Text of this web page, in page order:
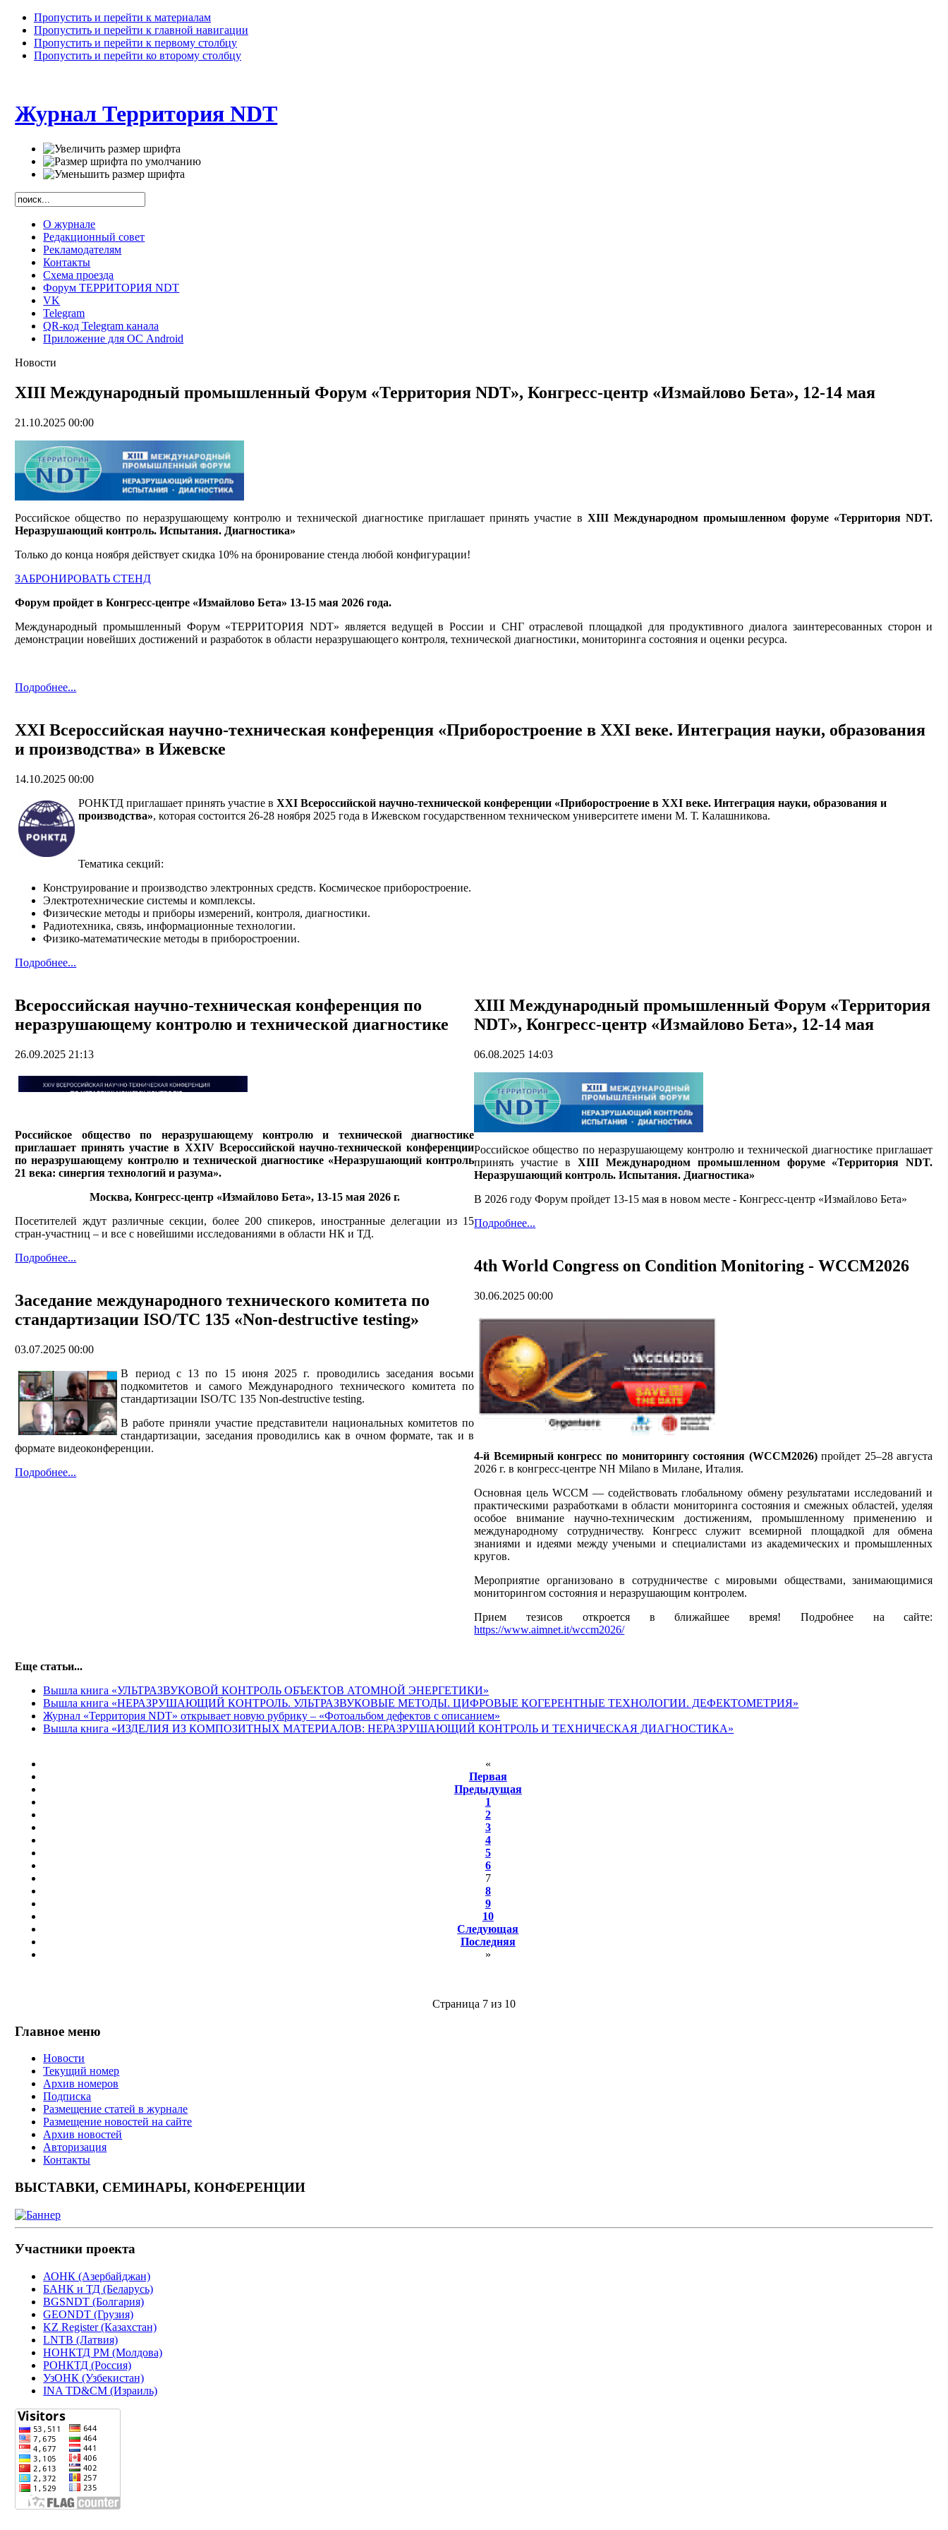
Пропустить и перейти к материалам
Пропустить и перейти к главной навигации
Пропустить и перейти к первому столбцу
Пропустить и перейти ко второму столбцу
Журнал Территория NDT
О журнале
Редакционный совет
Рекламодателям
Контакты
Схема проезда
Форум ТЕРРИТОРИЯ NDT
VK
Telegram
QR-код Telegram канала
Приложение для ОС Android
Новости
XIII Международный промышленный Форум «Территория NDT», Конгресс-центр «Измайлово Бета», 12-14 мая
21.10.2025 00:00
Российское общество по неразрушающему контролю и технической диагностике приглашает принять участие в XIII Международном промышленном форуме «Территория NDT.
Неразрушающий контроль. Испытания. Диагностика»
Только до конца ноября действует скидка 10% на бронирование стенда любой конфигурации!
ЗАБРОНИРОВАТЬ СТЕНД
Форум пройдет в Конгресс-центре «Измайлово Бета» 13-15 мая 2026 года.
Международный промышленный Форум «ТЕРРИТОРИЯ NDT» является ведущей в России и СНГ отраслевой площадкой для продуктивного диалога заинтересованных сторон и
демонстрации новейших достижений и разработок в области неразрушающего контроля, технической диагностики, мониторинга состояния и оценки ресурса.
Подробнее...
XXI Всероссийская научно-техническая конференция «Приборостроение в XXI веке. Интеграция науки, образования
и производства» в Ижевске
14.10.2025 00:00
РОНКТД приглашает принять участие в XXI Всероссийской научно-технической конференции «Приборостроение в XXI веке. Интеграция науки, образования и
производства», которая состоится 26-28 ноября 2025 года в Ижевском государственном техническом университете имени М. Т. Калашникова.
Тематика секций:
Конструирование и производство электронных средств. Космическое приборо­строение.
Электротехнические системы и комплексы.
Физические методы и приборы измерений, контроля, диагностики.
Радиотехника, связь, информационные технологии.
Физико-математические методы в приборостроении.
Подробнее...
Всероссийская научно-техническая конференция по
неразрушающему контролю и технической диагностике
26.09.2025 21:13
Российское общество по неразрушающему контролю и технической диагностике
приглашает принять участие в XXIV Всероссийской научно-технической конференции
по неразрушающему контролю и технической диагностике «Неразрушающий контроль
21 века: синергия технологий и разума».
Москва, Конгресс-центр «Измайлово Бета», 13-15 мая 2026 г.
Посетителей ждут различные секции, более 200 спикеров, иностранные делегации из 15
стран-участниц – и все с новейшими исследованиями в области НК и ТД.
Подробнее...
Заседание международного технического комитета по
стандартизации ISO/TC 135 «Non-destructive testing»
03.07.2025 00:00
В период с 13 по 15 июня 2025 г. проводились заседания восьми
подкомитетов и самого Международного технического комитета по
стандартизации ISO/TC 135 Non-destructive testing.
В работе приняли участие представители национальных комитетов по
стандартизации, заседания проводились как в очном формате, так и в
формате видеоконференции.
Подробнее...
XIII Международный промышленный Форум «Территория
NDT», Конгресс-центр «Измайлово Бета», 12-14 мая
06.08.2025 14:03
Российское общество по неразрушающему контролю и технической диагностике приглашает
принять участие в XIII Международном промышленном форуме «Территория NDT.
Неразрушающий контроль. Испытания. Диагностика»
В 2026 году Форум пройдет 13-15 мая в новом месте - Конгресс-центр «Измайлово Бета»
Подробнее...
4th World Congress on Condition Monitoring - WCCM2026
30.06.2025 00:00
4-й Всемирный конгресс по мониторингу состояния (WCCM2026)пройдет 25–28 августа
2026 г. в конгресс-центре NH Milano в Милане, Италия.
Основная цель WCCM — содействовать глобальному обмену результатами исследований и
практическими разработками в области мониторинга состояния и смежных областей, уделяя
особое внимание научно-техническим достижениям, промышленному применению и
международному сотрудничеству. Конгресс служит всемирной площадкой для обмена
знаниями и идеями между учеными и специалистами из академических и промышленных
кругов.
Мероприятие организовано в сотрудничестве с мировыми обществами, занимающимися
мониторингом состояния и неразрушающим контролем.
Прием тезисов откроется в ближайшее время! Подробнее на сайте:
https://www.aimnet.it/wccm2026/
Еще статьи...
Вышла книга «УЛЬТРАЗВУКОВОЙ КОНТРОЛЬ ОБЪЕКТОВ АТОМНОЙ ЭНЕРГЕТИКИ»
Вышла книга «НЕРАЗРУШАЮЩИЙ КОНТРОЛЬ. УЛЬТРАЗВУКОВЫЕ МЕТОДЫ. ЦИФРОВЫЕ КОГЕРЕНТНЫЕ ТЕХНОЛОГИИ. ДЕФЕКТОМЕТРИЯ»
Журнал «Территория NDT» открывает новую рубрику – «Фотоальбом дефектов с описанием»
Вышла книга «ИЗДЕЛИЯ ИЗ КОМПОЗИТНЫХ МАТЕРИАЛОВ: НЕРАЗРУШАЮЩИЙ КОНТРОЛЬ И ТЕХНИЧЕСКАЯ ДИАГНОСТИКА»
«
Первая
Предыдущая
1
2
3
4
5
6
7
8
9
10
Следующая
Последняя
»
Страница 7 из 10
Главное меню
Новости
Текущий номер
Архив номеров
Подписка
Размещение статей в журнале
Размещение новостей на сайте
Архив новостей
Авторизация
Контакты
ВЫСТАВКИ, СЕМИНАРЫ, КОНФЕРЕНЦИИ
Участники проекта
АОНК (Азербайджан)
БАНК и ТД (Беларусь)
BGSNDT (Болгария)
GEONDT (Грузия)
KZ Register (Казахстан)
LNTB (Латвия)
НОНКТД РМ (Молдова)
РОНКТД (Россия)
УзОНК (Узбекистан)
INA TD&CM (Израиль)